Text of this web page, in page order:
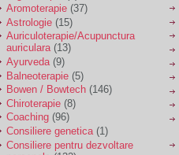
Sunt casatorita, am
31 de ani si un copil in
varsta de 2 ani care
mi-e lumina ochilor.
De ceva timp simt ca
mi s-a adunat
oboseala, o oboseala
cronica de care nu pot
scapa si simt ca din
cauza ei nu pot
controla nervii si
Aromoterapie (37)
Astrologie (15)
Auriculoterapie/Acupunctura
auriculara(13)
Ayurveda(9)
Balneoterapie (5)
Bowen / Bowtech (146)
Chiroterapie (8)
Coaching (96)
Consiliere genetica(1)
Consiliere pentru dezvoltare